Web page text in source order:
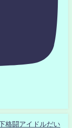
格闘アイドルだい